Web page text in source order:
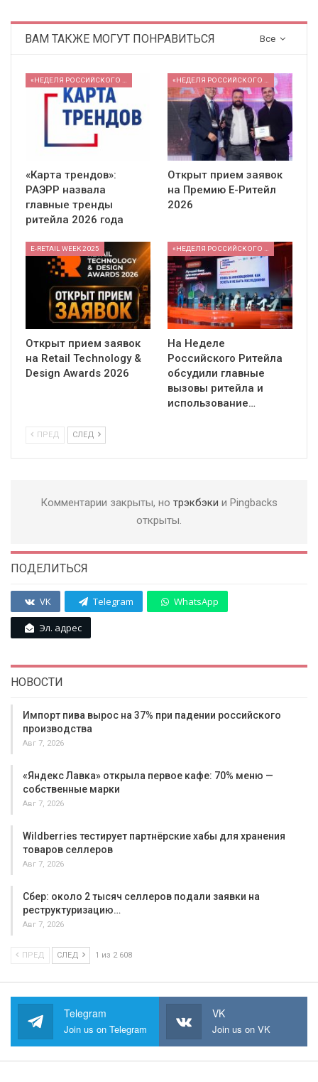
Все
ВАМ ТАКЖЕ МОГУТ ПОНРАВИТЬСЯ
«Карта трендов»:
РАЭРР назвала
главные тренды
ритейла 2026 года
Открыт прием заявок
на Премию Е-Ритейл
2026
E-RETAIL WEEK 2025
Открыт прием заявок
на Retail Technology &
Design Awards 2026
«НЕДЕЛЯ РОССИЙСКОГО РИТЕЙЛА» 2026
На Неделе
Российского Ритейла
обсудили главные
вызовы ритейла и
использование…
ПРЕД СЛЕД
Комментарии закрыты, но трэкбэки и Pingbacks
открыты.
ПОДЕЛИТЬСЯ
VK Telegram WhatsApp
Эл. адрес
НОВОСТИ
Импорт пива вырос на 37% при падении российского
производства
Авг 7, 2026
«Яндекс Лавка» открыла первое кафе: 70% меню —
собственные марки
Авг 7, 2026
Wildberries тестирует партнёрские хабы для хранения
товаров селлеров
Авг 7, 2026
Сбер: около 2 тысяч селлеров подали заявки на
реструктуризацию…
Авг 7, 2026
ПРЕД СЛЕД 1 из 2 608
Telegram
Join us on Telegram
VK
Join us on VK